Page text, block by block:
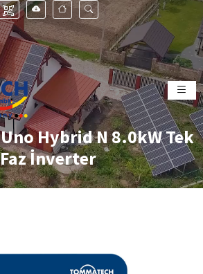
Hybrid N 8.0kW Tek
Faz İnverter